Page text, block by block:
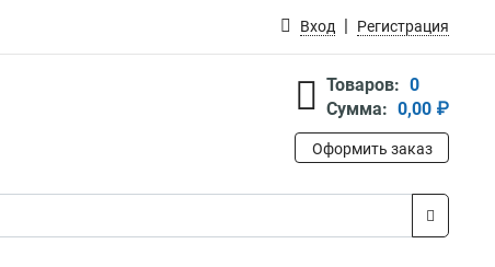
Вход Регистрация
Товаров: 0
Сумма: 0,00 ₽
Оформить заказ